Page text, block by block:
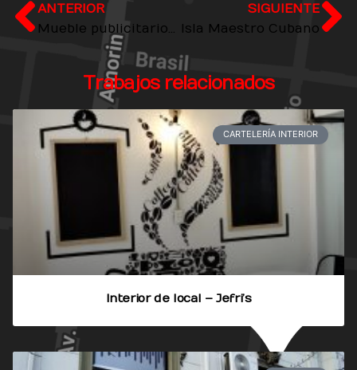
ANTERIOR
Mueble publicitario Maestro Cubano
SIGUIENTE
Isla Maestro Cubano
Trabajos relacionados
CARTELERÍA INTERIOR
Interior de local – Jefri’s